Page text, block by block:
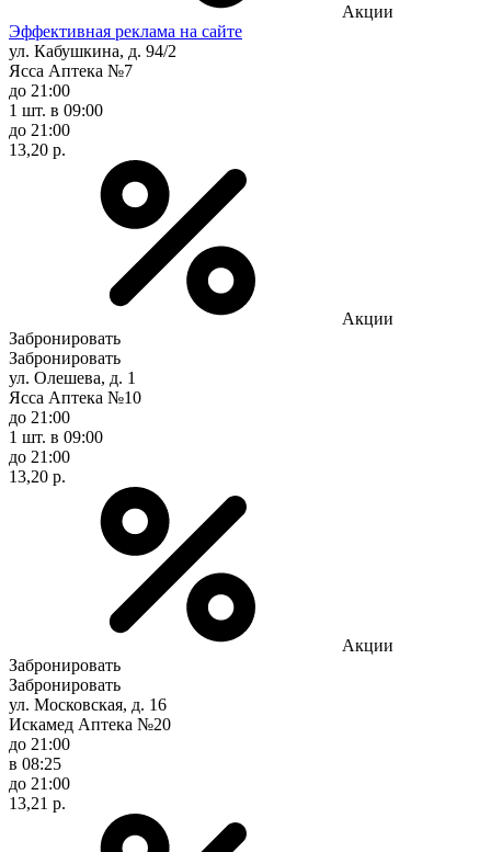
Акции
Эффективная реклама на сайте
ул. Кабушкина, д. 94/2
Ясса Аптека №7
до 21:00
1 шт. в 09:00
до 21:00
13,20 р.
Акции
Забронировать
Забронировать
ул. Олешева, д. 1
Ясса Аптека №10
до 21:00
1 шт. в 09:00
до 21:00
13,20 р.
Акции
Забронировать
Забронировать
ул. Московская, д. 16
Искамед Аптека №20
до 21:00
в 08:25
до 21:00
13,21 р.